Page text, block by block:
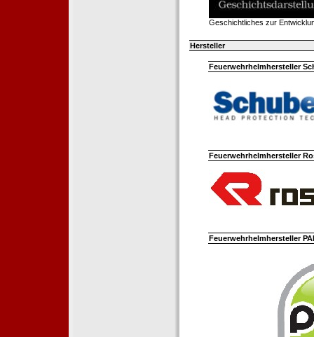
Geschichtliches zur
Hersteller
Feuerwehrhelmhersteller
Feuerwehrhelmhersteller
Feuerwehrhelmhersteller